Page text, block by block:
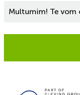
Multumim! Te